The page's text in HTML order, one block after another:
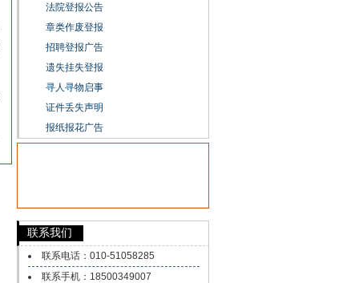
法院登报公告
章类作废登报
招聘登报广告
遗失挂失登报
寻人寻物启事
证件丢失声明
报纸报花广告
联系我们
联系电话：010-51058285
联系手机：18500349007